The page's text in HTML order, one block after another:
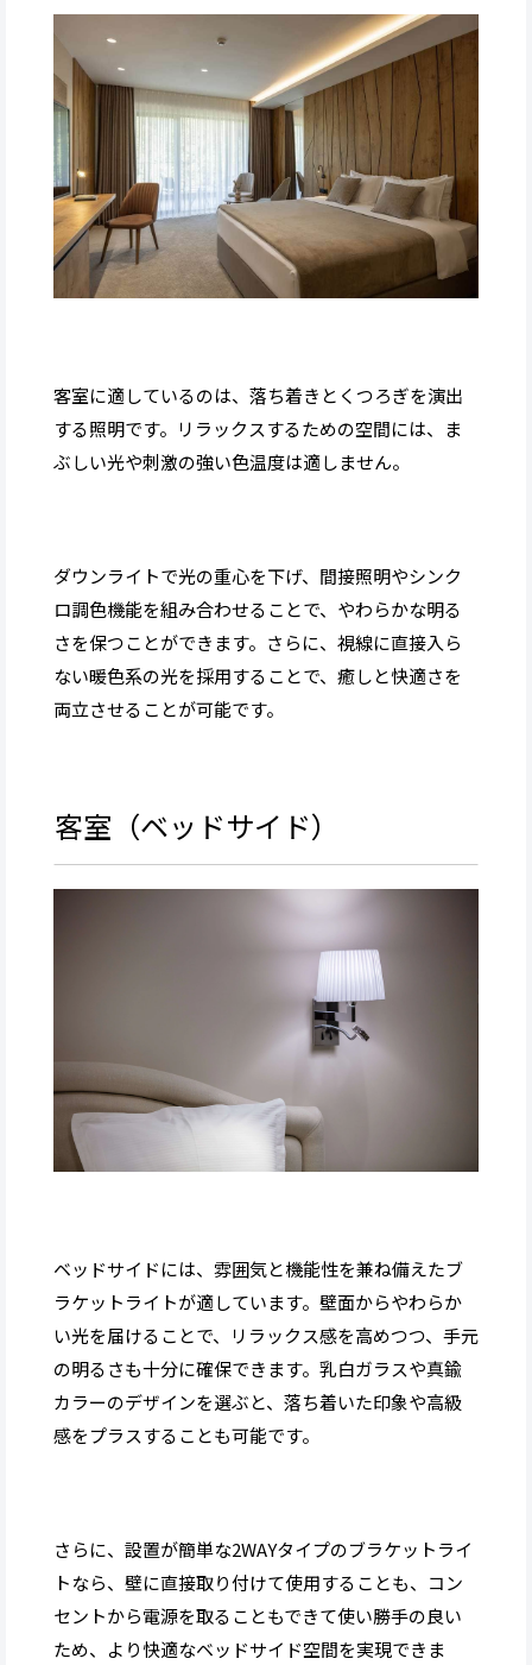
客室に適しているのは、落ち着きとくつろぎを演出
する照明です。リラックスするための空間には、ま
ぶしい光や刺激の強い色温度は適しません。
ダウンライトで光の重心を下げ、間接照明やシンク
ロ調色機能を組み合わせることで、やわらかな明る
さを保つことができます。さらに、視線に直接入ら
ない暖色系の光を採用することで、癒しと快適さを
両立させることが可能です。
客室（ベッドサイド）
ベッドサイドには、雰囲気と機能性を兼ね備えたブ
ラケットライトが適しています。壁面からやわらか
い光を届けることで、リラックス感を高めつつ、手元
の明るさも十分に確保できます。乳白ガラスや真鍮
カラーのデザインを選ぶと、落ち着いた印象や高級
感をプラスすることも可能です。
さらに、設置が簡単な2WAYタイプのブラケットライ
トなら、壁に直接取り付けて使用することも、コン
セントから電源を取ることもできて使い勝手の良い
ため、より快適なベッドサイド空間を実現できま